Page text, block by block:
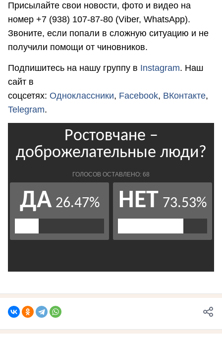
Присылайте свои новости, фото и видео на
номер +7 (938) 107-87-80 (Viber, WhatsApp).
Звоните, если попали в сложную ситуацию и не
получили помощи от чиновников.
Подпишитесь на нашу группу в Instagram. Наш
сайт в
соцсетях: Одноклассники, Facebook, ВКонтакте,
Telegram.